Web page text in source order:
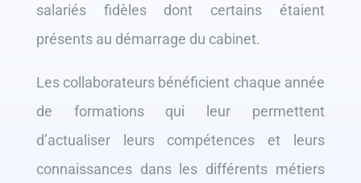
salariés fidèles dont certains étaient
présents au démarrage du cabinet.
Les collaborateurs bénéficient chaque année
de formations qui leur permettent
d’actualiser leurs compétences et leurs
connaissances dans les différents métiers